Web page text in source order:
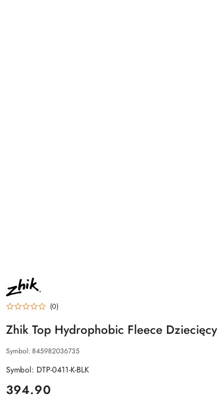
NAZWA
PRODUCENTA:
ZHIK
(0)
Zhik Top Hydrophobic Fleece Dziecięcy
Symbol: 845982036735
Symbol: DTP-0411-K-BLK
cena:
394.90